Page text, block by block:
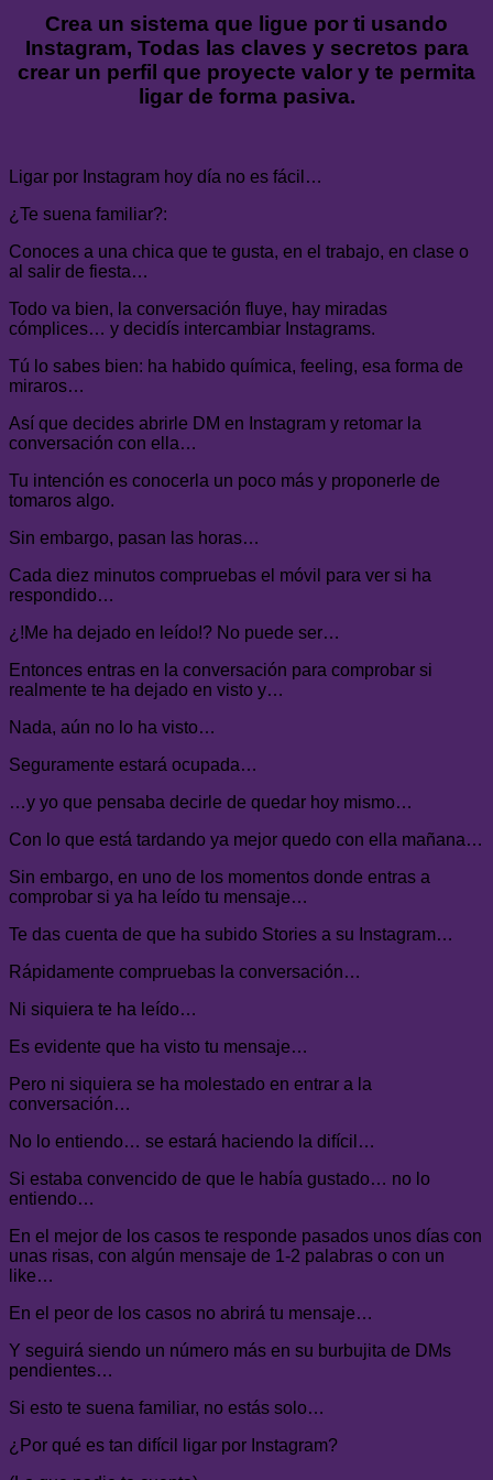
Crea un sistema que ligue por ti usando
Instagram, Todas las claves y secretos para
crear un perfil que proyecte valor y te permita
ligar de forma pasiva.
Ligar por Instagram hoy día no es fácil…
¿Te suena familiar?:
Conoces a una chica que te gusta, en el trabajo, en clase o
al salir de fiesta…
Todo va bien, la conversación fluye, hay miradas
cómplices… y decidís intercambiar Instagrams.
Tú lo sabes bien: ha habido química, feeling, esa forma de
miraros…
Así que decides abrirle DM en Instagram y retomar la
conversación con ella…
Tu intención es conocerla un poco más y proponerle de
tomaros algo.
Sin embargo, pasan las horas…
Cada diez minutos compruebas el móvil para ver si ha
respondido…
¿!Me ha dejado en leído!? No puede ser…
Entonces entras en la conversación para comprobar si
realmente te ha dejado en visto y…
Nada, aún no lo ha visto…
Seguramente estará ocupada…
…y yo que pensaba decirle de quedar hoy mismo…
Con lo que está tardando ya mejor quedo con ella mañana…
Sin embargo, en uno de los momentos donde entras a
comprobar si ya ha leído tu mensaje…
Te das cuenta de que ha subido Stories a su Instagram…
Rápidamente compruebas la conversación…
Ni siquiera te ha leído…
Es evidente que ha visto tu mensaje…
Pero ni siquiera se ha molestado en entrar a la
conversación…
No lo entiendo… se estará haciendo la difícil…
Si estaba convencido de que le había gustado… no lo
entiendo…
En el mejor de los casos te responde pasados unos días con
unas risas, con algún mensaje de 1-2 palabras o con un
like…
En el peor de los casos no abrirá tu mensaje…
Y seguirá siendo un número más en su burbujita de DMs
pendientes…
Si esto te suena familiar, no estás solo…
¿Por qué es tan difícil ligar por Instagram?